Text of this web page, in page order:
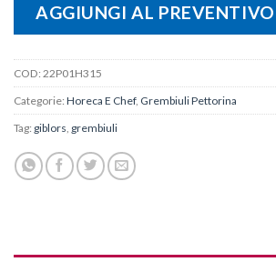
AGGIUNGI AL PREVENTIVO
COD: 22P01H315
Categorie: Horeca E Chef, Grembiuli Pettorina
Tag: giblors grembiuli